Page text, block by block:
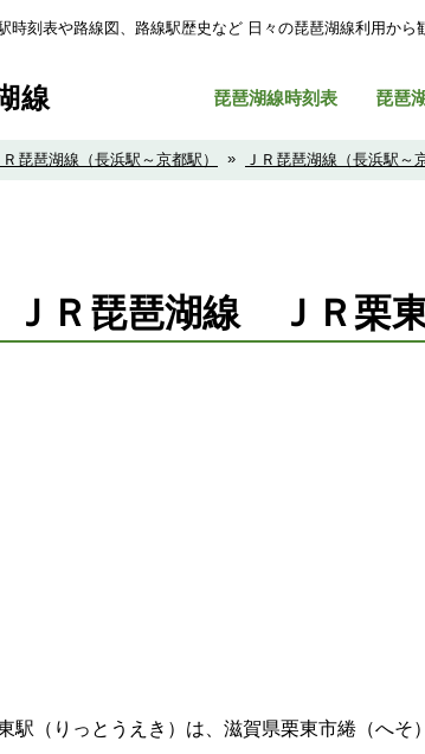
時刻表や路線図、路線駅歴史など ⽇々の琵琶湖線利⽤から
線 琵琶湖線時刻表 琵琶
Ｒ琵琶湖線（長浜駅～京都駅） » ＪＲ琵琶湖線（長浜駅～
ＪＲ琵琶湖線 ＪＲ栗
駅（りっとうえき）は、滋賀県栗東市綣（へ